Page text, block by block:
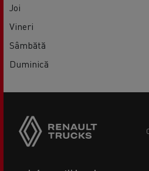
Joi
Vineri
Sâmbătă
Duminică